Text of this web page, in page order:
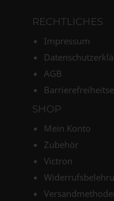
RECHTLICHES
Impressum
AGB
SHOP
Mein Konto
Zubehör
Victron